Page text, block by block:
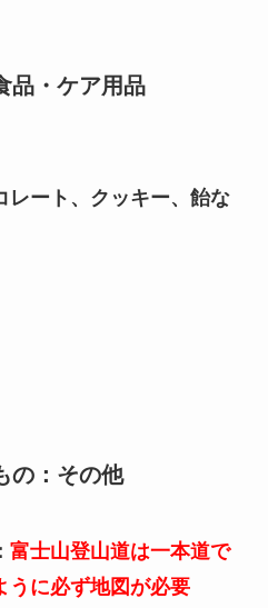
品・ケア用品
レート、クッキー、飴な
の：その他
富士山登山道は一本道で
うに必ず地図が必要